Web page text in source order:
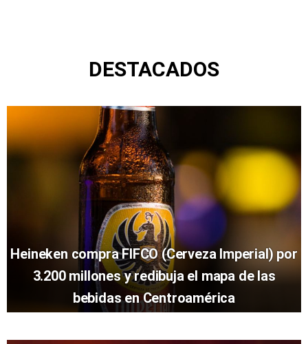
DESTACADOS
Heineken compra FIFCO (Cerveza Imperial) por
3.200 millones y redibuja el mapa de las
bebidas en Centroamérica